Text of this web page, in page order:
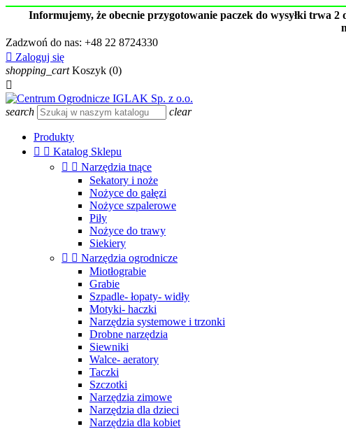
Informujemy, że obecnie przygotowanie paczek do wysyłki trwa
Zadzwoń do nas: +48 22 8724330
 Zaloguj się
shopping_cart Koszyk (0)

search clear
Produkty
  Katalog Sklepu
  Narzędzia tnące
Sekatory i noże
Nożyce do gałęzi
Nożyce szpalerowe
Piły
Nożyce do trawy
Siekiery
  Narzędzia ogrodnicze
Miotłograbie
Grabie
Szpadle- łopaty- widły
Motyki- haczki
Narzędzia systemowe i trzonki
Drobne narzędzia
Siewniki
Walce- aeratory
Taczki
Szczotki
Narzędzia zimowe
Narzędzia dla dzieci
Narzędzia dla kobiet